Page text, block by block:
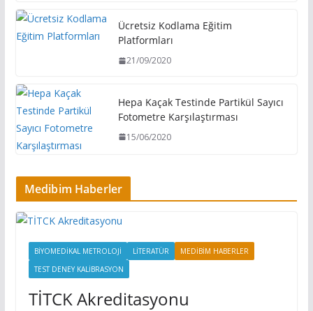
Ücretsiz Kodlama Eğitim
Platformları
21/09/2020
Hepa Kaçak Testinde Partikül Sayıcı
Fotometre Karşılaştırması
15/06/2020
Medibim Haberler
BIYOMEDIKAL METROLOJI LITERATÜR
MEDIBIM HABERLER
TEST DENEY KALIBRASYON
TİTCK Akreditasyonu